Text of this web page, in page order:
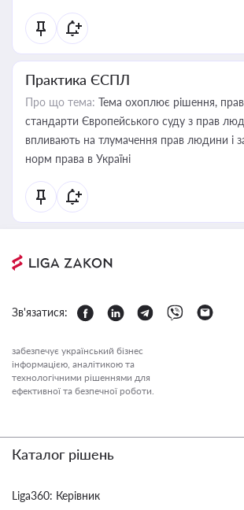
Практика ЄСПЛ
Про що тема: Тема охоплює рішення,
стандарти Європейського суду з прав
впливають на тлумачення прав людини і
норм права в Україні
Зв'язатися:
забезпечує український бізнес
інформацією, аналітикою та
технологічними рішеннями для
ефективної та безпечної роботи.
Каталог рішень
Liga360: Керівник